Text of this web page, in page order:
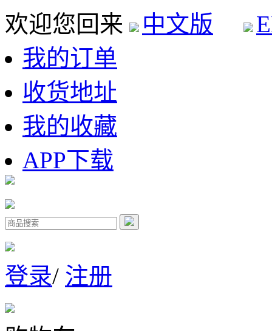
欢迎您回来 中文版
我的订单
收货地址
我的收藏
APP下载
登录/ 注册